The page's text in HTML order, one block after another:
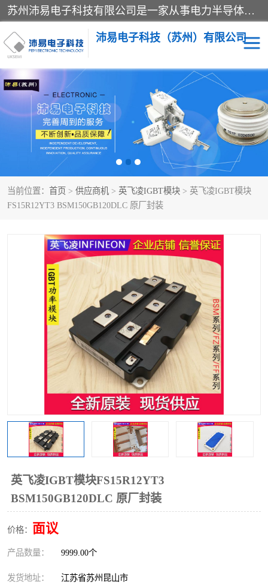
苏州沛易电子科技有限公司是一家从事电力半导体器件和电子元器件的专业代理及分销商，产品包括：IGBT模块、IPM模块、PIM模块、二极管、三极管、可控硅、整流桥、IGBT单管、IGBT电路驱动板、GTR达林顿模块、快恢复二极管、肖特基二极管、熔断器、IC集成电路、快速熔断器等。
沛易电子科技（苏州）有限公司
当前位置： 首页 > 供应商机 > 英飞凌IGBT模块 > 英飞凌IGBT模块
FS15R12YT3 BSM150GB120DLC 原厂封装
英飞凌IGBT模块FS15R12YT3
BSM150GB120DLC 原厂封装
价格： 面议
产品数量： 9999.00个
发货地址： 江苏省苏州昆山市
西门康 英飞凌
快恢复二极管 英飞凌IGBT模块
英飞凌可控硅模块 IXYS艾赛斯可控硅
SEMIKRON西门康IGBT SEMIKRON西门康可控硅
器
MOS管场效应管 晶闸管